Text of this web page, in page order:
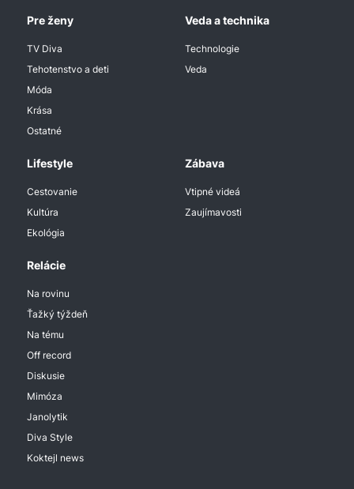
Pre ženy
TV Diva
Tehotenstvo a deti
Móda
Krása
Ostatné
Veda a technika
Technologie
Veda
Lifestyle
Cestovanie
Kultúra
Ekológia
Zábava
Vtipné videá
Zaujímavosti
Relácie
Na rovinu
Ťažký týždeň
Na tému
Off record
Diskusie
Mimóza
Janolytik
Diva Style
Koktejl news